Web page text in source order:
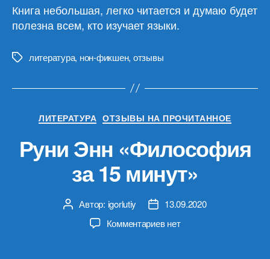
Книга небольшая, легко читается и думаю будет
полезна всем, кто изучает языки.
Меткилитература, нон-фикшен, отзывы
Рубрики
ЛИТЕРАТУРА ОТЗЫВЫ НА ПРОЧИТАННОЕ
Руни Энн «Философия
за 15 минут»
Автор
записи
Автор: igorlutiy
Дата13.09.2020
Комментариевк
нет